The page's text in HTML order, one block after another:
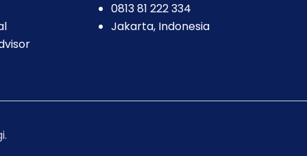
0813 81 222 334
Jakarta, Indonesia